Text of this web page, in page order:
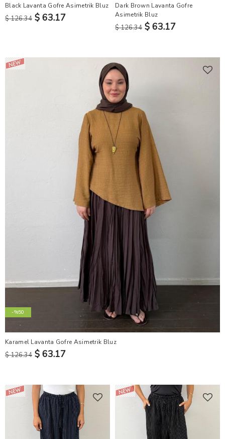
Black Lavanta Gofre Asimetrik Bluz
$ 126.34 $ 63.17
Dark Brown Lavanta Gofre
Asimetrik Bluz
$ 126.34 $ 63.17
-%50
Karamel Lavanta Gofre Asimetrik Bluz
$ 126.34 $ 63.17